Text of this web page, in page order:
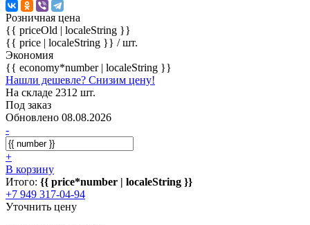
Розничная цена
{{ priceOld | localeString }}
{{ price | localeString }} / шт.
Экономия
{{ economy*number | localeString }}
Нашли дешевле? Снизим цену!
На складе 2312 шт.
Под заказ
Обновлено 08.08.2026
-
+
В корзину
Итого: {{ price*number | localeString }}
+7 949 317-04-94
Уточнить цену